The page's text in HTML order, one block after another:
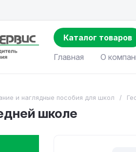
Каталог товаров
Главная
О
и наглядные пособия для школ /
школе